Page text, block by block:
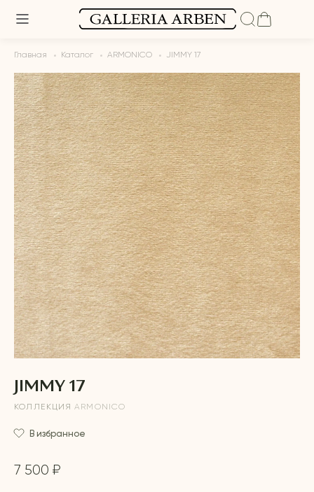
Главная Каталог ARMONICO JIMMY 17
JIMMY 17
КОЛЛЕКЦИЯ ARMONICO
В избранное
7 500 ₽